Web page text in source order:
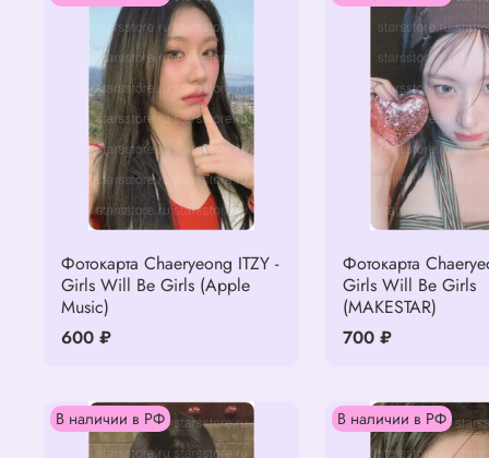
Фотокарта Chaeryeong ITZY -
Girls Will Be Girls (Apple
Music)
600 ₽
Фотокарта
Girls Will Be Girls
(MAKESTAR)
700 ₽
В наличии в РФ В наличии в РФ